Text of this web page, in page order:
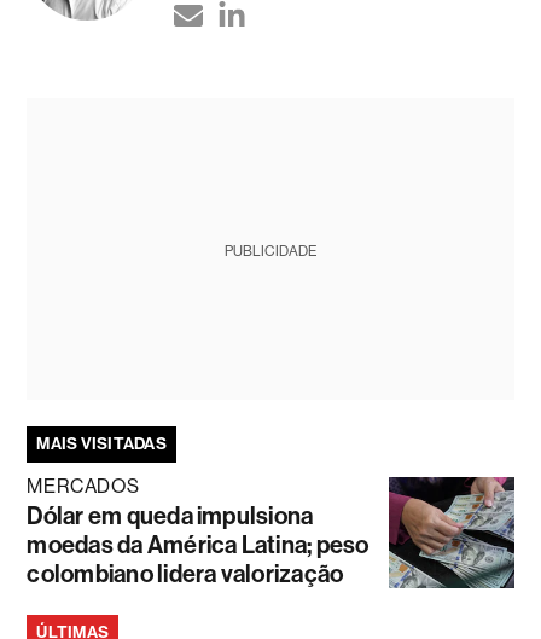
PUBLICIDADE
MAIS VISITADAS
MERCADOS
Dólar em queda impulsiona
moedas da América Latina; peso
colombiano lidera valorização
ÚLTIMAS